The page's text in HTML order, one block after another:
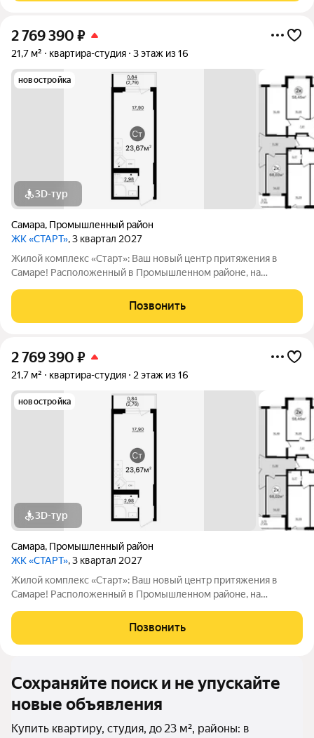
2 769 390 ₽
21,7 м² квартира-студия 3 этаж из 16
новостройка
3D-тур
Самара, Промышленный район
ЖК «СТАРТ», 3 квартал 2027
Жилой комплекс «Старт»: Ваш новый центр притяжения в
Самаре! Расположенный в Промышленном районе, на
«Старт» предлагает современное жилье для активной жизни.
Комплекс включает в себя отдельно
Позвонить
2 769 390 ₽
21,7 м² квартира-студия 2 этаж из 16
новостройка
3D-тур
Самара, Промышленный район
ЖК «СТАРТ», 3 квартал 2027
Жилой комплекс «Старт»: Ваш новый центр притяжения в
Самаре! Расположенный в Промышленном районе, на
«Старт» предлагает современное жилье для активной жизни.
Комплекс включает в себя отдельно
Позвонить
Сохраняйте поиск и не упускайте
новые объявления
Купить квартиру, студия, до 23 м², районы: в